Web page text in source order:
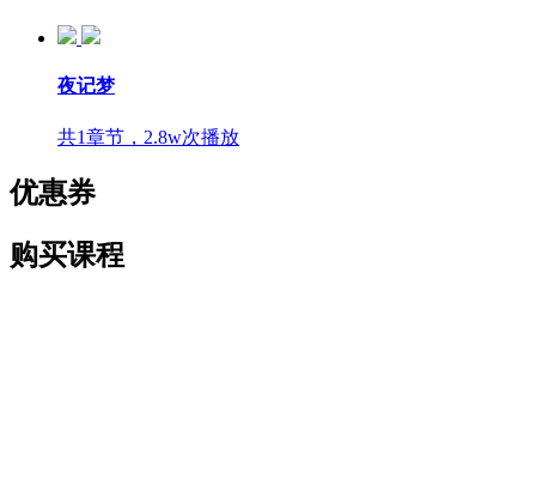
夜记梦
共1章节，2.8w次播放
优惠券
购买课程